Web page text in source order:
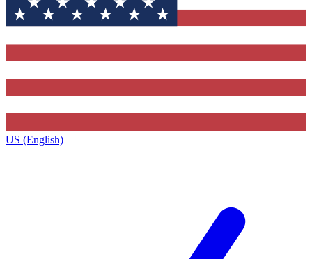
US (English)